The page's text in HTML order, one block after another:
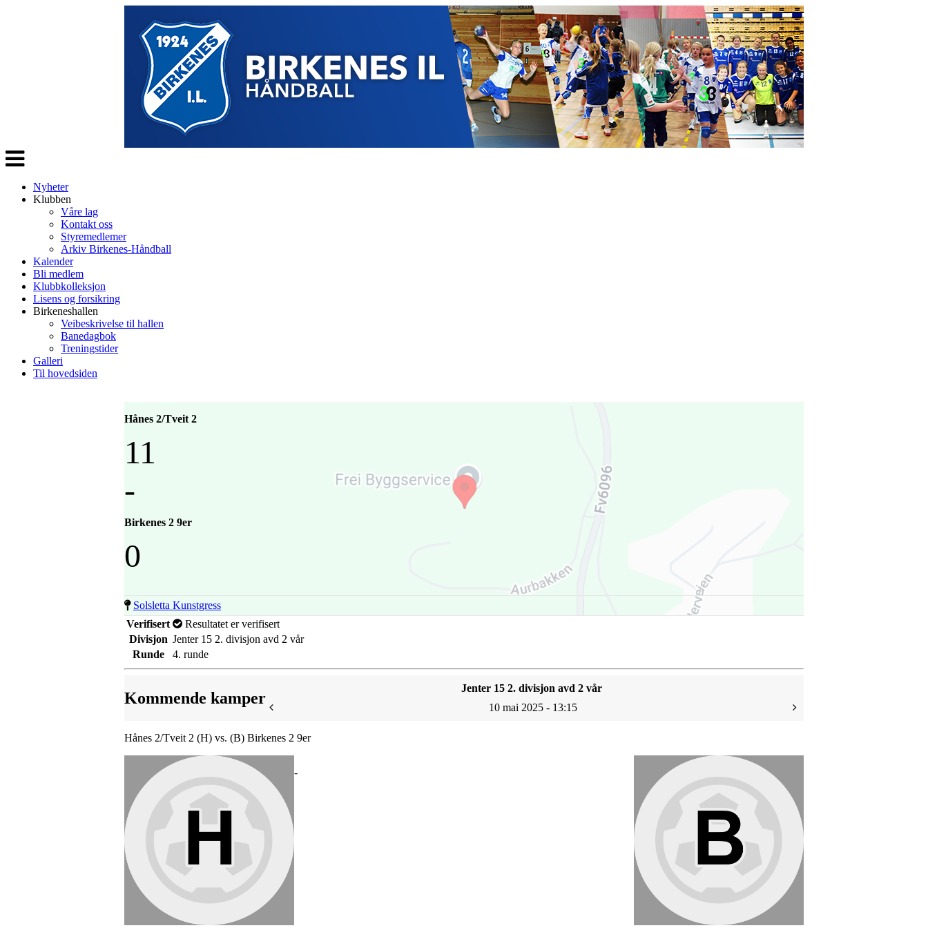
Veksle
navigasjon
Nyheter
Klubben
Våre lag
Kontakt oss
Styremedlemer
Arkiv Birkenes-Håndball
Kalender
Bli medlem
Klubbkolleksjon
Lisens og forsikring
Birkeneshallen
Veibeskrivelse til hallen
Banedagbok
Treningstider
Galleri
Til hovedsiden
Hånes 2/Tveit 2
11
-
Birkenes 2 9er
0
Solsletta Kunstgress
Verifisert
Resultatet er verifisert
Divisjon Jenter 15 2. divisjon avd 2 vår
Runde
4. runde
Kommende kamper
Jenter 15 2. divisjon avd 2 vår
10 mai 2025 - 13:15
Hånes 2/Tveit 2 (H) vs. (B) Birkenes 2 9er
-